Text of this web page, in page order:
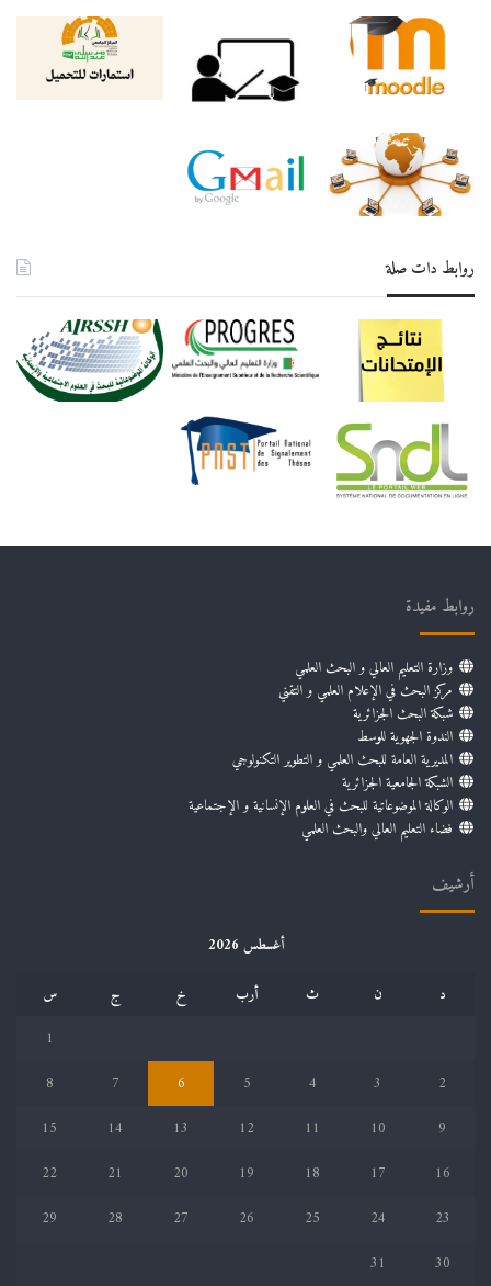
روابط دات صلة
روابط مفيدة
وزارة التعليم العالي و البحث العلمي
مركز البحث في الإعلام العلمي و التقني
شبكة البحث الجزائرية
الندوة الجهوية للوسط
المديرية العامة للبحث العلمي و التطوير التكنولوجي
الشبكة الجامعية الجزائرية
الوكالة الموضوعاتية للبحث في العلوم الإنسانية و الإجتماعية
فضاء التعليم العالي والبحث العلمي
أرشيف
أغسطس 2026
د
ن ث أرب خ ج
س
1
2
3
4
5
6
7
8
9
10
11
12
13
14
15
16
17
18
19
20
21
22
23
24
25
26
27
28
29
30
31